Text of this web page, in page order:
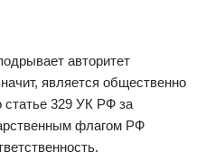
авторитет
является общественно
329 УК РФ за
флагом РФ